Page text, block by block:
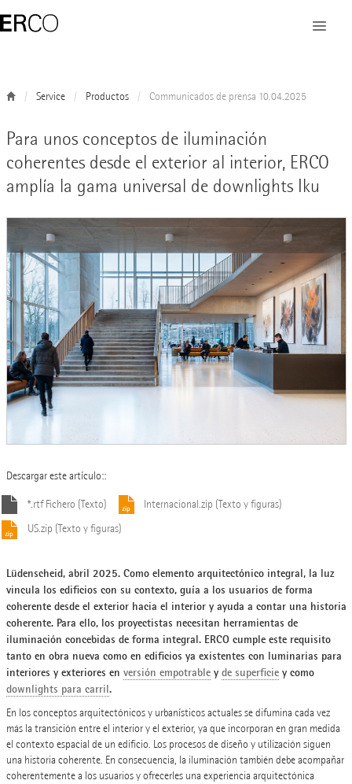
Service Productos Communicados de prensa 10.04.2025
Para unos conceptos de iluminación
coherentes desde el exterior al interior, ERCO
amplía la gama universal de downlights Iku
Descargar este artículo::
*.rtf Fichero (Texto)
Internacional.zip (Texto y figuras)
US.zip (Texto y figuras)
Lüdenscheid, abril 2025. Como elemento arquitectónico integral, la luz
vincula los edificios con su contexto, guía a los usuarios de forma
coherente desde el exterior hacia el interior y ayuda a contar una historia
coherente. Para ello, los proyectistas necesitan herramientas de
iluminación concebidas de forma integral. ERCO cumple este requisito
tanto en obra nueva como en edificios ya existentes con luminarias para
interiores y exteriores en versión empotrabley de superficiey como
downlights para carril.
En los conceptos arquitectónicos y urbanísticos actuales se difumina cada vez
más la transición entre el interior y el exterior, ya que incorporan en gran medida
el contexto espacial de un edificio. Los procesos de diseño y utilización siguen
una historia coherente. En consecuencia, la iluminación también debe acompañar
coherentemente a los usuarios y ofrecerles una experiencia arquitectónica